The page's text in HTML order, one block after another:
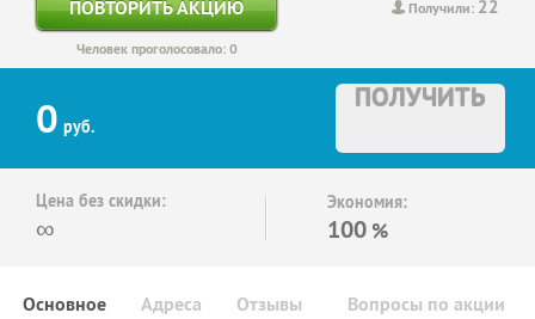
Получили: 22
ПОВТОРИТЬ АКЦИЮ
Человек проголосовало: 0
0 руб.
ПОЛУЧИТЬ
Цена без скидки:
∞
Экономия:
100 %
Основное Отзывы Вопросы по акции
Адреса